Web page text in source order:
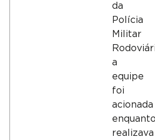
da
Polícia
Militar
a
equipe
foi
acionada
realizava